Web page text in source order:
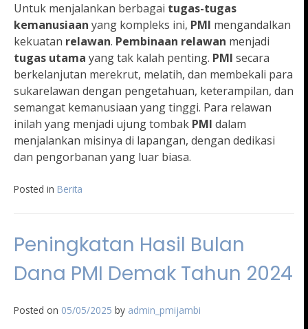
Untuk menjalankan berbagai tugas-tugas
kemanusiaan yang kompleks ini, PMI mengandalkan
kekuatan relawan. Pembinaan relawan menjadi
tugas utama yang tak kalah penting. PMI secara
berkelanjutan merekrut, melatih, dan membekali para
sukarelawan dengan pengetahuan, keterampilan, dan
semangat kemanusiaan yang tinggi. Para relawan
inilah yang menjadi ujung tombak PMI dalam
menjalankan misinya di lapangan, dengan dedikasi
dan pengorbanan yang luar biasa.
Posted in Berita
Peningkatan Hasil Bulan
Dana PMI Demak Tahun 2024
Posted on 05/05/2025 by admin_pmijambi